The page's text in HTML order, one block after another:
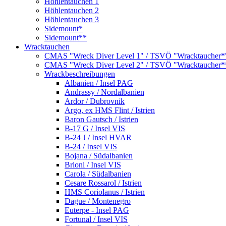
Höhlentauchen 2
Höhlentauchen 3
Sidemount*
Sidemount**
Wracktauchen
CMAS "Wreck Diver Level 1" / TSVÖ
CMAS "Wreck Diver Level 2" / TSVÖ
Wrackbeschreibungen
Albanien / Insel PAG
Andrassy / Nordalbanien
Ardor / Dubrovnik
Argo, ex HMS Flint / Istrien
Baron Gautsch / Istrien
B-17 G / Insel VIS
B-24 J / Insel HVAR
B-24 / Insel VIS
Bojana / Südalbanien
Brioni / Insel VIS
Carola / Südalbanien
Cesare Rossarol / Istrien
HMS Coriolanus / Istrien
Dague / Montenegro
Euterpe - Insel PAG
Fortunal / Insel VIS